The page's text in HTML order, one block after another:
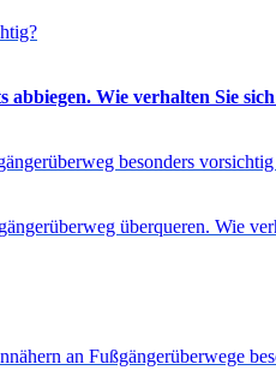
Wie verhalten Sie
besonders
überqueren. Wie
an Fußgängerüberwege